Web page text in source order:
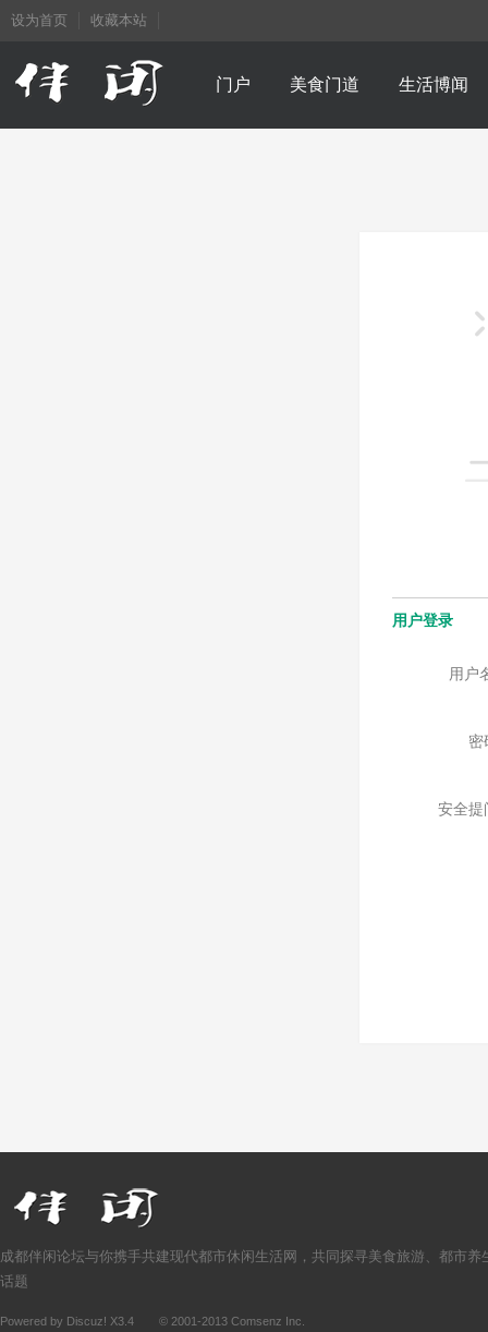
设为首页 收藏本站
门户 美食门道 生活博闻
用户登录
用户
密
安全提
成都伴闲论坛与你携手共建现代都市休闲生活网，共同探寻美食旅游、都市养
话题
Powered by Discuz! X3.4 © 2001-2013 Comsenz Inc.